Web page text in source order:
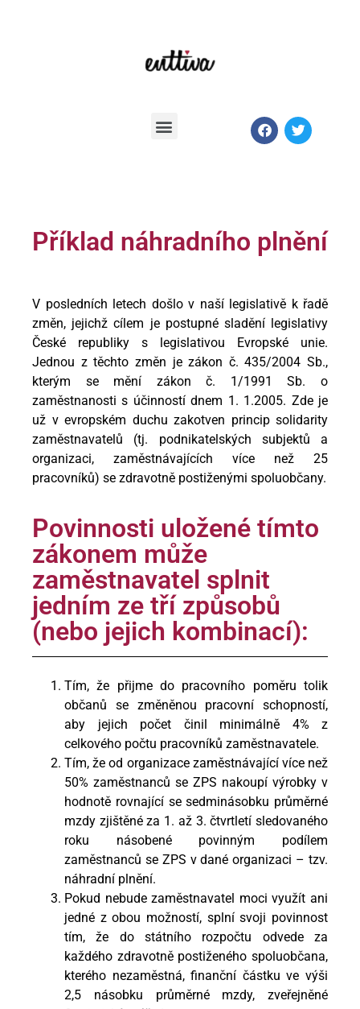
Příklad náhradního plnění
V posledních letech došlo v naší legislativě k řadě
změn, jejichž cílem je postupné sladění legislativy
České republiky s legislativou Evropské unie.
Jednou z těchto změn je zákon č. 435/2004 Sb.,
kterým se mění zákon č. 1/1991 Sb. o
zaměstnanosti s účinností dnem 1. 1.2005. Zde je
už v evropském duchu zakotven princip solidarity
zaměstnavatelů (tj. podnikatelských subjektů a
organizaci, zaměstnávajících více než 25
pracovníků) se zdravotně postiženými spoluobčany.
Povinnosti uložené tímto
zákonem může
zaměstnavatel splnit
jedním ze tří způsobů
(nebo jejich kombinací):
Tím, že přijme do pracovního poměru tolik
občanů se změněnou pracovní schopností,
aby jejich počet činil minimálně 4% z
celkového počtu pracovníků zaměstnavatele.
Tím, že od organizace zaměstnávající více než
50% zaměstnanců se ZPS nakoupí výrobky v
hodnotě rovnající se sedminásobku průměrné
mzdy zjištěné za 1. až 3. čtvrtletí sledovaného
roku násobené povinným podílem
zaměstnanců se ZPS v dané organizaci – tzv.
náhradní plnění.
Pokud nebude zaměstnavatel moci využít ani
jedné z obou možností, splní svoji povinnost
tím, že do státního rozpočtu odvede za
každého zdravotně postiženého spoluobčana,
kterého nezaměstná, finanční částku ve výši
2,5 násobku průměrné mzdy, zveřejněné